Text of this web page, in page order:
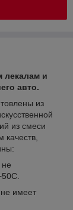
лекалам и
авто.
из
из смеси
имеет